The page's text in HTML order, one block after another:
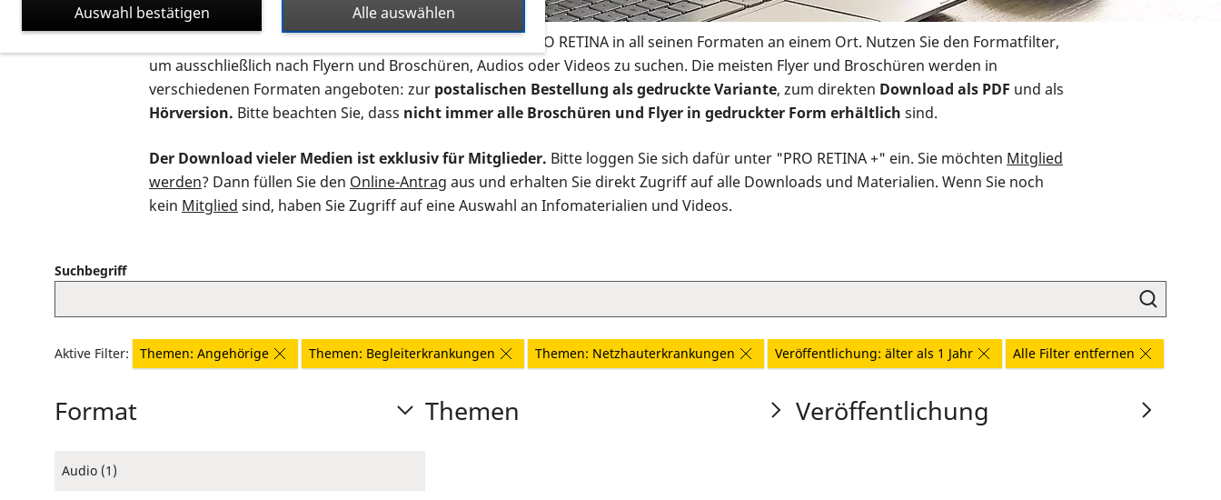
Auf dieser Seite finden Sie sämtliches Infomaterial der PRO RETINA in all seinen Formaten an einem Ort. Nutzen Sie den Formatfilter,
um ausschließlich nach Flyern und Broschüren, Audios oder Videos zu suchen. Die meisten Flyer und Broschüren werden in
verschiedenen Formaten angeboten: zur postalischen Bestellung als gedruckte Variante, zum direkten Download als PDF und als
Hörversion. Bitte beachten Sie, dass nicht immer alle Broschüren und Flyer in gedruckter Form erhältlich sind.
Der Download vieler Medien ist exklusiv für Mitglieder. Bitte loggen Sie sich dafür unter "PRO RETINA +" ein. Sie möchten Mitglied
werden? Dann füllen Sie den Online-Antrag aus und erhalten Sie direkt Zugriff auf alle Downloads und Materialien. Wenn Sie noch
kein Mitglied sind, haben Sie Zugriff auf eine Auswahl an Infomaterialien und Videos.
Suchbegriff
Aktive Filter: Themen: Angehörige Themen: Begleiterkrankungen Themen: Netzhauterkrankungen Veröffentlichung: älter als 1 Jahr Alle Filter entfernen
Format
Audio (1)
Themen Veröffentlichung
Alle auswählen
Auswahl bestätigen